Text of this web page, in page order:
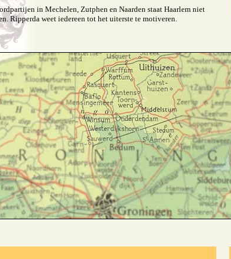
in Mechelen, Zutphen en Naarden staat Haarlem niet
Ripperda weet iedereen tot het uiterste te motiveren.